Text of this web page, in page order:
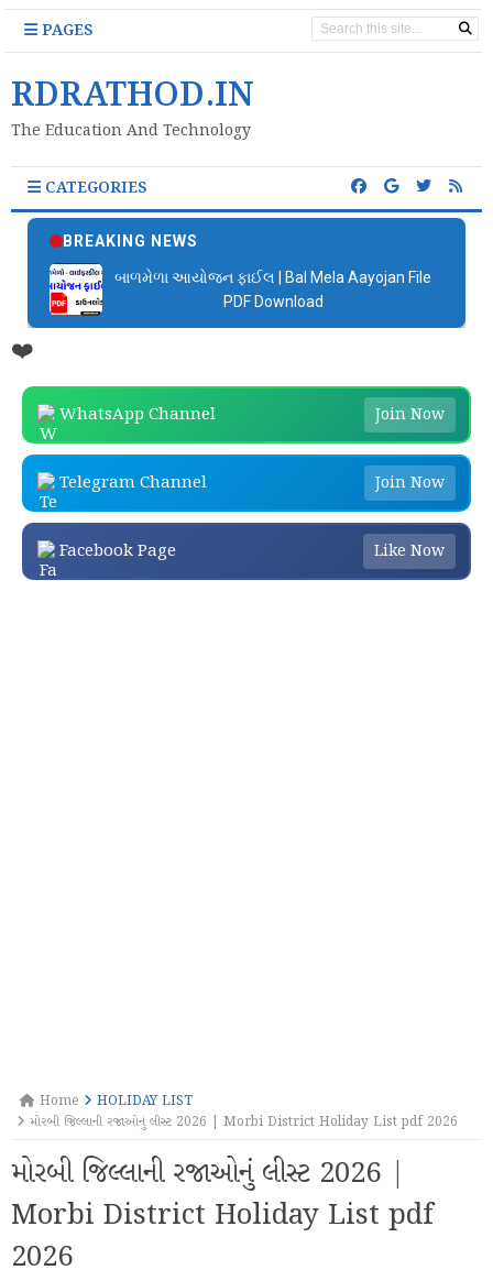
PAGES
RDRATHOD.IN
The Education And Technology
CATEGORIES
BREAKING NEWS
બાળમેળા આયોજન ફાઈલ | Bal Mela Aayojan File
PDF Download
❤️
WhatsApp Channel Join Now
Telegram Channel Join Now
Facebook Page Like Now
Home
HOLIDAY LIST
મોરબી જિલ્લાની રજાઓનું લીસ્ટ 2026 | Morbi District Holiday List pdf 2026
મોરબી જિલ્લાની રજાઓનું લીસ્ટ 2026 |
Morbi District Holiday List pdf
2026